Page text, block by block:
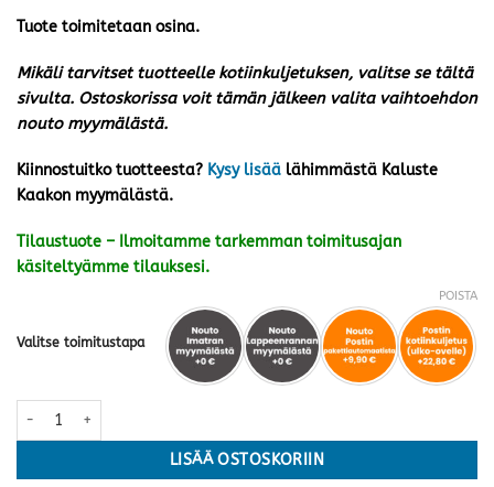
Tuote toimitetaan osina.
Mikäli tarvitset tuotteelle kotiinkuljetuksen, valitse se tältä
sivulta. Ostoskorissa voit tämän jälkeen valita vaihtoehdon
nouto myymälästä.
Kiinnostuitko tuotteesta? Kysy lisää lähimmästä Kaluste
Kaakon myymälästä.
Tilaustuote – Ilmoitamme tarkemman toimitusajan
käsiteltyämme tilauksesi.
Valitse toimitustapa
POISTA
EcoFurn Lilli rahi/pöytä, koivu harmaa öljytty määrä
LISÄÄ OSTOSKORIIN